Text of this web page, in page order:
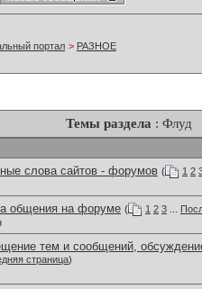
портал > РАЗНОЕ
Темы раздела : Флуд
слова сайтов - форумов ( 1 2
общения на форуме ( 1 2 3
тем и сообщений,
страница)